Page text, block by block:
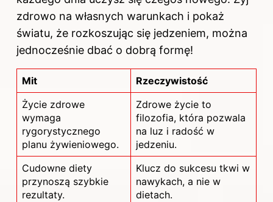
zdrowo na własnych warunkach i pokaż
światu, że rozkoszując się jedzeniem, można
jednocześnie dbać o dobrą formę!
Mit
Rzeczywistość
Życie zdrowe
wymaga
rygorystycznego
planu żywieniowego.
Zdrowe życie to
filozofia, która pozwala
na luz i radość w
jedzeniu.
Cudowne diety
przynoszą szybkie
rezultaty.
Klucz do sukcesu tkwi w
nawykach, a nie w
dietach.